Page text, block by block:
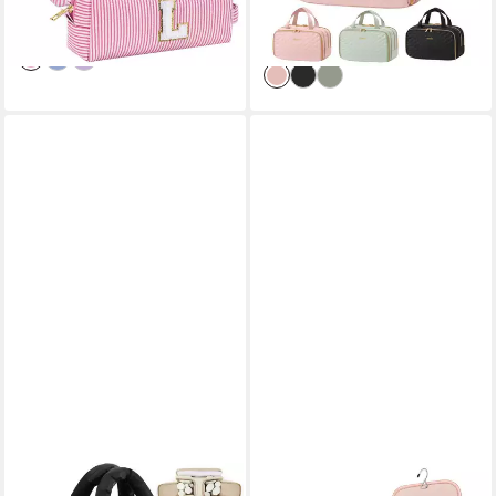
-50%
lieferbar - in 5-6 Werktagen bei dir
cm), Tragbar
-45%
lieferbar - in 4-5 Werktagen bei dir
CACHITO